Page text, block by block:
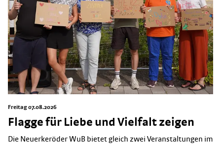
Freitag 07.08.2026
Flagge für Liebe und Vielfalt zeigen
Die Neuerkeröder WuB bietet gleich zwei Veranstaltungen im